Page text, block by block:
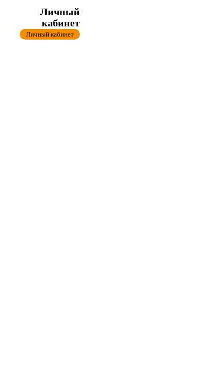
Личный
кабинет
Личный кабинет